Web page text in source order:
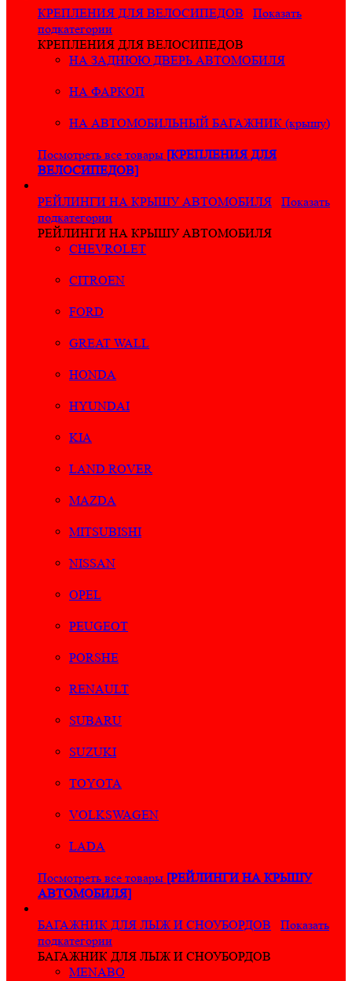
КРЕПЛЕНИЯ ДЛЯ ВЕЛОСИПЕДОВ
Показать
подкатегории
КРЕПЛЕНИЯ ДЛЯ ВЕЛОСИПЕДОВ
НА ЗАДНЮЮ ДВЕРЬ АВТОМОБИЛЯ
НА ФАРКОП
НА АВТОМОБИЛЬНЫЙ БАГАЖНИК (крышу)
Посмотреть все товары [КРЕПЛЕНИЯ ДЛЯ
ВЕЛОСИПЕДОВ]
РЕЙЛИНГИ НА КРЫШУ АВТОМОБИЛЯ
Показать
подкатегории
РЕЙЛИНГИ НА КРЫШУ АВТОМОБИЛЯ
CHEVROLET
CITROEN
FORD
GREAT WALL
HONDA
HYUNDAI
KIA
LAND ROVER
MAZDA
MITSUBISHI
NISSAN
OPEL
PEUGEOT
PORSHE
RENAULT
SUBARU
SUZUKI
TOYOTA
VOLKSWAGEN
LADA
Посмотреть все товары [РЕЙЛИНГИ НА КРЫШУ
АВТОМОБИЛЯ]
БАГАЖНИК ДЛЯ ЛЫЖ И СНОУБОРДОВ
Показать
подкатегории
БАГАЖНИК ДЛЯ ЛЫЖ И СНОУБОРДОВ
MENABO